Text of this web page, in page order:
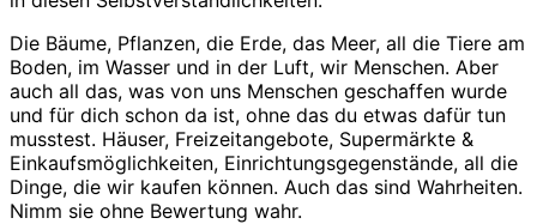
Die Bäume, Pflanzen, die Erde, das Meer, all die Tiere am
Boden, im Wasser und in der Luft, wir Menschen. Aber
auch all das, was von uns Menschen geschaffen wurde
und für dich schon da ist, ohne das du etwas dafür tun
musstest. Häuser, Freizeitangebote, Supermärkte &
Einkaufsmöglichkeiten, Einrichtungsgegenstände, all die
Dinge, die wir kaufen können. Auch das sind Wahrheiten.
Nimm sie ohne Bewertung wahr.